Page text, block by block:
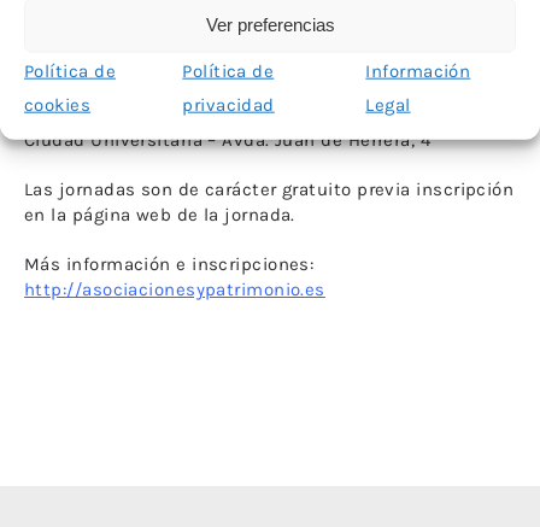
Ver preferencias
Política de
cookies
Política de
privacidad
Información
Legal
Arquitectura de Madrid.
Ciudad Universitaria – Avda. Juan de Herrera, 4
Las jornadas son de carácter gratuito previa inscripción
en la página web de la jornada.
Más información e inscripciones:
http://asociacionesypatrimonio.es